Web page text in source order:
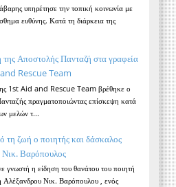
υπηρέτησε την τοπική κοινωνία με
ευθύνης. Κατά τη διάρκεια της
Αποστολής Πανταζή στα γραφεία
Rescue Team
1st Aid and Rescue Team βρέθηκε ο
πραγματοποιώντας επίσκεψη κατά
μελών τ...
τη ζωή ο ποιητής και δάσκαλος
Νικ. Βαρόπουλος
γνωστή η είδηση του θανάτου του ποιητή
Αλέξανδρου Νικ. Βαρόπουλου , ενός